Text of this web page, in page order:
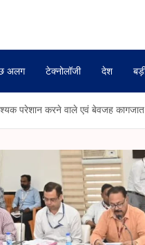
अलग टेक्नोलॉजी देश
परेशान करने वाले एवं बेवजह कागजात